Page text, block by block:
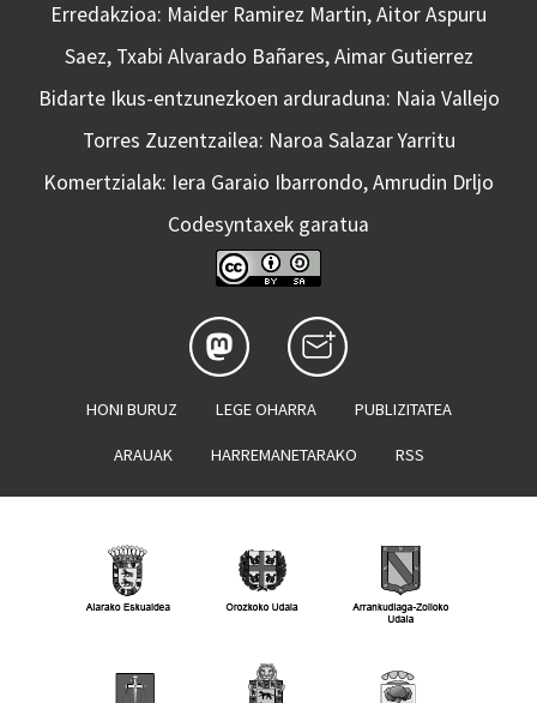
Erredakzioa: Maider Ramirez Martin, Aitor Aspuru
Saez, Txabi Alvarado Bañares, Aimar Gutierrez
Bidarte Ikus-entzunezkoen arduraduna: Naia Vallejo
Torres Zuzentzailea: Naroa Salazar Yarritu
Komertzialak: Iera Garaio Ibarrondo, Amrudin Drljo
Codesyntaxek garatua
HONI BURUZ LEGE OHARRA PUBLIZITATEA
ARAUAK HARREMANETARAKO RSS